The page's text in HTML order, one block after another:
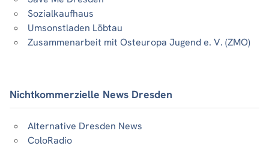
Sozialkaufhaus
Umsonstladen Löbtau
Zusammenarbeit mit Osteuropa Jugend e. V. (ZMO)
Nichtkommerzielle News Dresden
Alternative Dresden News
ColoRadio